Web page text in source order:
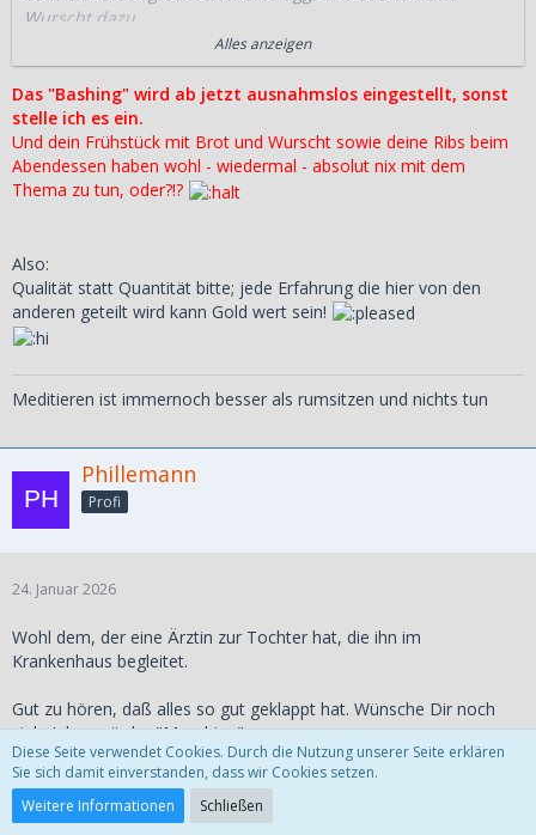
Wurscht dazu.
Bestellt ich den selben Krempel mit Reis gibts nen kleines
Würschtchen dazu.
Warum?
Diese Politik kann und will ich nicht verstehen. Ist mir auch
egal. Kanns eh nicht ändern.
Bestellt man Bezahlware sieht die Nummer anders aus. Die
Alles anzeigen
Das "Bashing" wird ab jetzt ausnahmslos eingestellt, sonst
stelle ich es ein.
Und dein Frühstück mit Brot und Wurscht sowie deine Ribs beim
Abendessen haben wohl - wiedermal - absolut nix mit dem
Thema zu tun, oder?!?
Also:
Qualität statt Quantität bitte; jede Erfahrung die hier von den
anderen geteilt wird kann Gold wert sein!
Meditieren ist immernoch besser als rumsitzen und nichts tun
Phillemann
Profi
24. Januar 2026
Wohl dem, der eine Ärztin zur Tochter hat, die ihn im
Krankenhaus begleitet.
Gut zu hören, daß alles so gut geklappt hat. Wünsche Dir noch
viele Jahre mit der "Maschine".
fritzweber
Diese Seite verwendet Cookies. Durch die Nutzung unserer Seite erklären
Sie sich damit einverstanden, dass wir Cookies setzen.
Weitere Informationen
Schließen